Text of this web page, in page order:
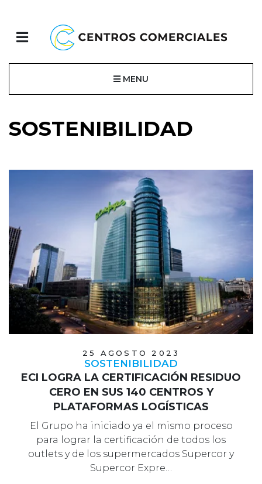
MENU
SOSTENIBILIDAD
25 AGOSTO 2023
SOSTENIBILIDAD
ECI LOGRA LA CERTIFICACIÓN RESIDUO
CERO EN SUS 140 CENTROS Y
PLATAFORMAS LOGÍSTICAS
El Grupo ha iniciado ya el mismo proceso
para lograr la certificación de todos los
outlets y de los supermercados Supercor y
Supercor Expre…